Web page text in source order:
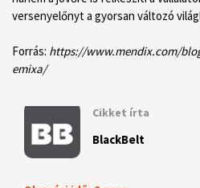
versenyelőnyt a gyorsan változó
Forrás: https://www.mendix.com/
emixa/
Cikket írta
BlackBelt